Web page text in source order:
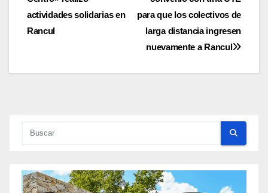
de
entradas
para que los colectivos de
larga distancia ingresen
nuevamente a Rancul
actividades solidarias en
Rancul